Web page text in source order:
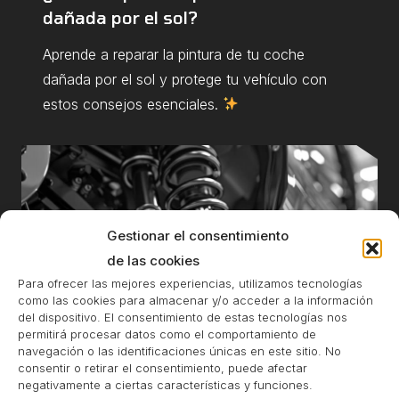
Gestionar el consentimiento
de las cookies
Para ofrecer las mejores experiencias, utilizamos tecnologías
como las cookies para almacenar y/o acceder a la información
del dispositivo. El consentimiento de estas tecnologías nos
permitirá procesar datos como el comportamiento de
navegación o las identificaciones únicas en este sitio. No
consentir o retirar el consentimiento, puede afectar
negativamente a ciertas características y funciones.
dañada por el sol?
Aprende a reparar la pintura de tu coche
dañada por el sol y protege tu vehículo con
estos consejos esenciales.